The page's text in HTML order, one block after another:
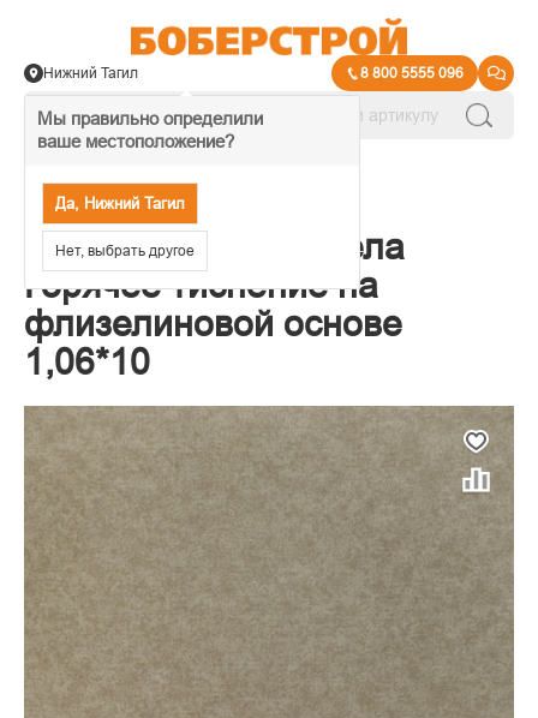
Мы правильно определили
ваше местоположение?
Да, Нижний Тагил
Нет, выбрать другое
Нижний Тагил 8 800 5555 096
Обои Elysium Энтрела
Горячее тиснение на
флизелиновой основе
1,06*10